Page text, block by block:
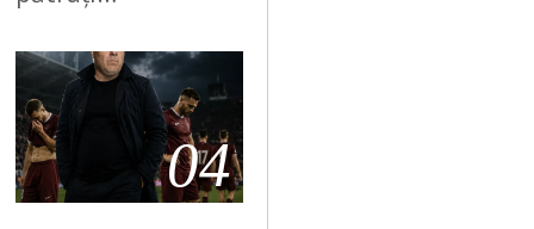
04